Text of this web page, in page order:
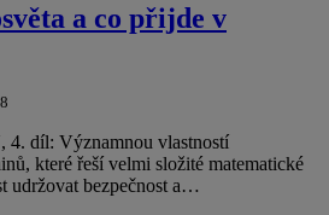
a co přijde v
díl: Významnou vlastností
které řeší velmi složité matematické
udržovat bezpečnost a…